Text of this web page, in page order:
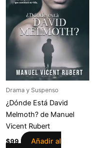
Drama y Suspenso
¿Dónde Está David
Melmoth? de Manuel
Vicent Rubert
$99
Añadir al